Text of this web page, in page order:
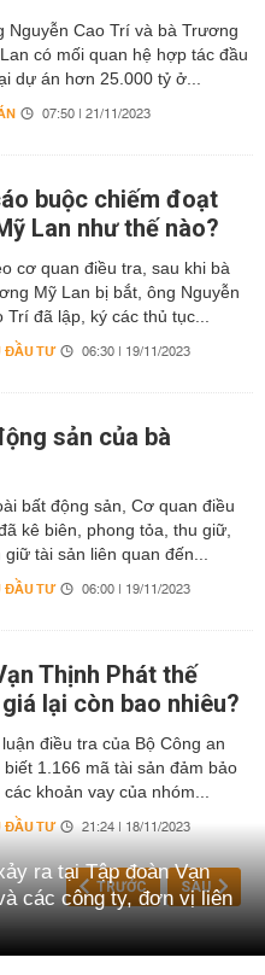
Nguyễn Cao Trí và bà Trương
có mối quan hệ hợp tác đầu
dự án hơn 25.000 tỷ ở...
07:50 | 21/11/2023
buộc chiếm đoạt
Lan như thế nào?
cơ quan điều tra, sau khi bà
Mỹ Lan bị bắt, ông Nguyễn
Trí đã lập, ký các thủ tục...
ĐẦU TƯ 06:30 | 19/11/2023
sản của bà
bất động sản, Cơ quan điều
kê biên, phong tỏa, thu giữ,
giữ tài sản liên quan đến...
ĐẦU TƯ 06:00 | 19/11/2023
Thịnh Phát thế
lại còn bao nhiêu?
luận điều tra của Bộ Công an
biết 1.166 mã tài sản đảm bảo
các khoản vay của nhóm...
ĐẦU TƯ 21:24 | 18/11/2023
TRƯỚC SAU
ra tại Tập đoàn Vạn
các công ty, đơn vị liên